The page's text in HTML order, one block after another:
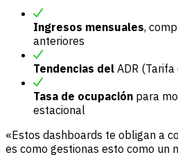
Ingresos mensuales,
anteriores
Tendencias del ADR
Tasa de ocupación para
estacional
«Estos dashboards te obligan a
es como gestionas esto como un